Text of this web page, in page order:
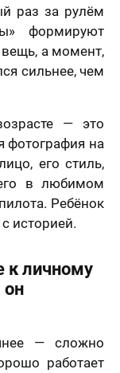
раз за рулём
формируют
вещь, а момент,
сильнее, чем
— это
фотография на
его стиль,
в любимом
Ребёнок
историей.
к личному
он
— сложно
работает